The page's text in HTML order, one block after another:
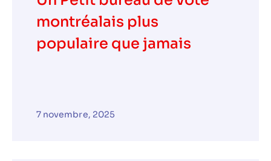
montréalais plus
populaire que jamais
7 novembre, 2025